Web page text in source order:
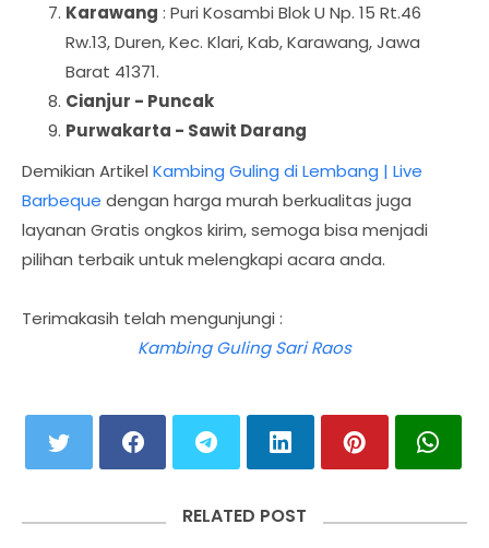
Karawang : Puri Kosambi Blok U Np. 15 Rt.46
Rw.13, Duren, Kec. Klari, Kab, Karawang, Jawa
Barat 41371.
Cianjur - Puncak
Purwakarta - Sawit Darang
Demikian Artikel Kambing Guling di Lembang | Live
Barbeque dengan harga murah berkualitas juga
layanan Gratis ongkos kirim, semoga bisa menjadi
pilihan terbaik untuk melengkapi acara anda.
Terimakasih telah mengunjungi :
Kambing Guling Sari Raos
RELATED POST